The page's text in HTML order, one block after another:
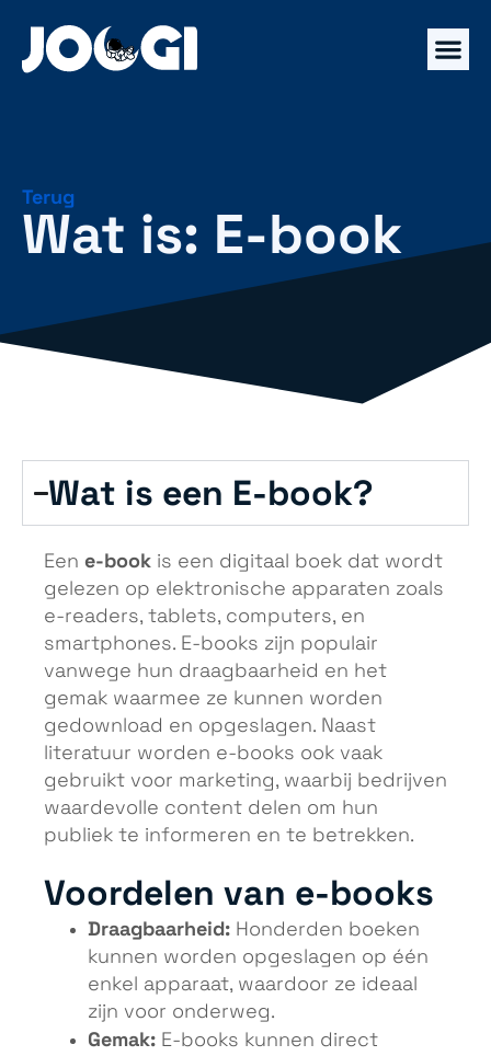
Terug
Wat is: E-book
Wat is een E-book?
Een e-book is een digitaal boek dat wordt
gelezen op elektronische apparaten zoals
e-readers, tablets, computers, en
smartphones. E-books zijn populair
vanwege hun draagbaarheid en het
gemak waarmee ze kunnen worden
gedownload en opgeslagen. Naast
literatuur worden e-books ook vaak
gebruikt voor marketing, waarbij bedrijven
waardevolle content delen om hun
publiek te informeren en te betrekken.
Voordelen van e-books
Draagbaarheid: Honderden boeken
kunnen worden opgeslagen op één
enkel apparaat, waardoor ze ideaal
zijn voor onderweg.
Gemak: E-books kunnen direct